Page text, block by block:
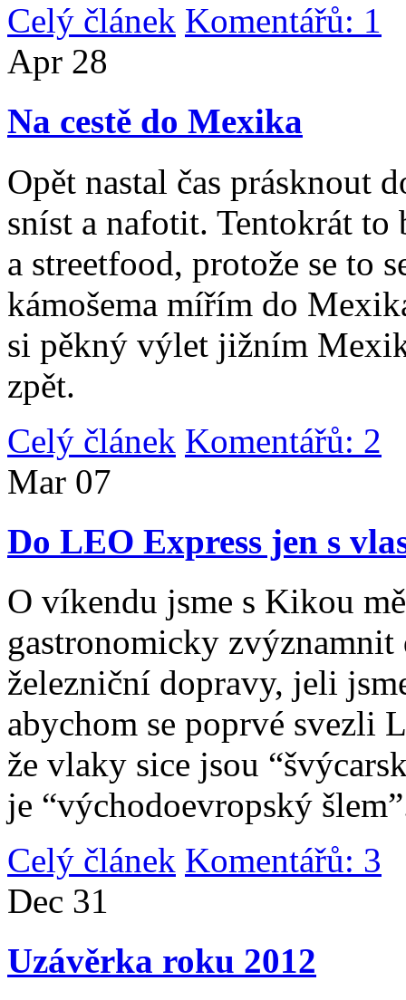
Celý článek Komentářů: 1
Apr 28
Na cestě do Mexika
Opět nastal čas prásknout
sníst a nafotit. Tentokrát
a streetfood, protože se to
kámošema mířím do
si pěkný výlet jižním
zpět.
Celý článek Komentářů: 2
Mar 07
Do LEO Express jen s
O víkendu jsme s Kikou
gastronomicky
železniční dopravy, jeli
abychom se poprvé svezli
že vlaky sice jsou
je “východoevropský
Celý článek Komentářů: 3
Dec 31
Uzávěrka roku 2012